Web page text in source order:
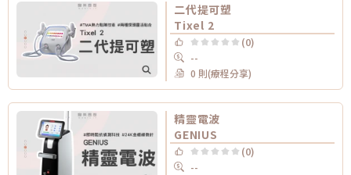
二代提可塑
Tixel 2
(0)
--
0 則(療程分享)
精靈電波
GENIUS
(0)
--